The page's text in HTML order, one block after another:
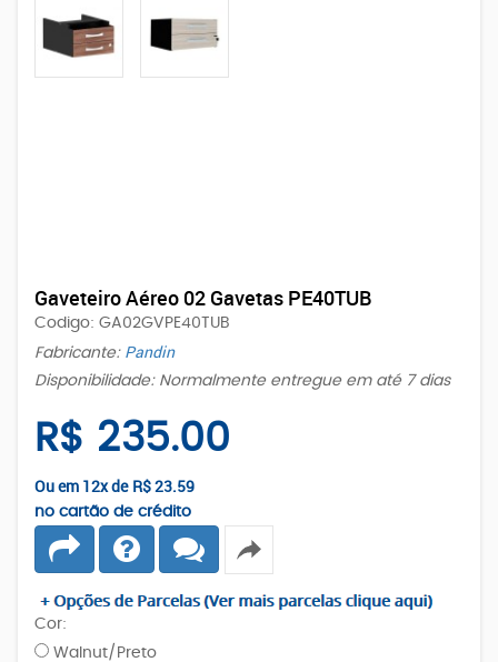
Gaveteiro Aéreo 02 Gavetas PE40TUB
Codigo: GA02GVPE40TUB
Fabricante: Pandin
Disponibilidade: Normalmente entregue em até 7 dias
R$ 235.00
Ou em 12x de R$ 23.59
no cartão de crédito
Cor:
Walnut/Preto